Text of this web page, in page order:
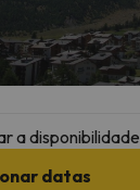
a disponibilidade
datas